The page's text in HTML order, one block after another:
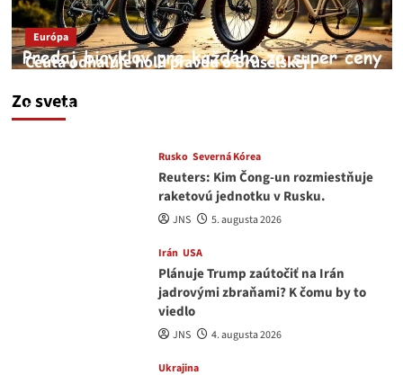
Zo sveta
Európa
Ceuta odhaľuje holú pravdu o Bruselskej
JNS
Rusko Severná Kórea
Reuters: Kim Čong-un rozmiestňuje
raketovú jednotku v Rusku.
JNS 5. augusta 2026
Irán USA
Plánuje Trump zaútočiť na Irán
jadrovými zbraňami? K čomu by to
viedlo
JNS 4. augusta 2026
Ukrajina